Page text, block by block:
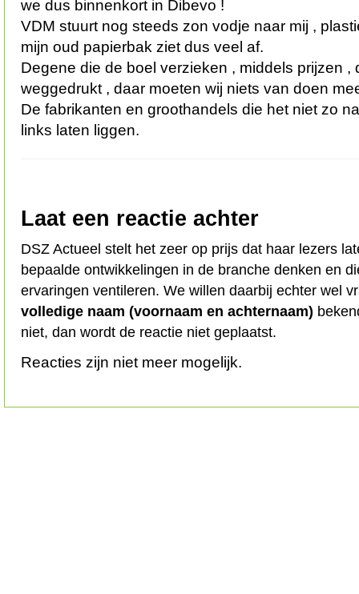
we dus binnenkort in Dibevo !
VDM stuurt nog steeds zon vodje naar mij ,
mijn oud papierbak ziet dus veel af.
Degene die de boel verzieken , middels prijzen ,
weggedrukt , daar moeten wij niets van doen
De fabrikanten en groothandels die het niet zo
links laten liggen.
Laat een reactie achter
DSZ Actueel stelt het zeer op prijs dat haar lezers
bepaalde ontwikkelingen in de branche denken en
ervaringen ventileren. We willen daarbij echter wel
volledige naam (voornaam en achternaam)
niet, dan wordt de reactie niet geplaatst.
Reacties zijn niet meer mogelijk.